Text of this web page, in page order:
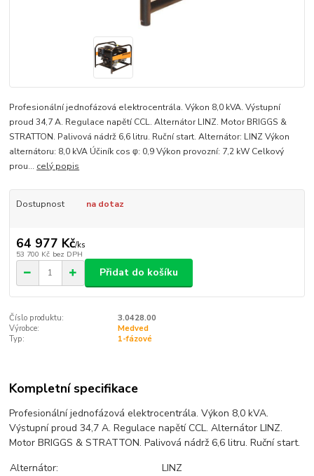
Profesionální jednofázová elektrocentrála. Výkon 8,0 kVA. Výstupní
proud 34,7 A. Regulace napětí CCL. Alternátor LINZ. Motor BRIGGS &
STRATTON. Palivová nádrž 6,6 litru. Ruční start. Alternátor: LINZ Výkon
alternátoru: 8,0 kVA Účiník cos φ: 0,9 Výkon provozní: 7,2 kW Celkový
prou... celý popis
Dostupnost na dotaz
64 977 Kč/ks
53 700 Kč bez DPH
Přidat do košíku
Číslo produktu:
3.0428.00
Výrobce:
Medved
Typ:
1-fázové
Kompletní specifikace
Profesionální jednofázová elektrocentrála. Výkon 8,0 kVA.
Výstupní proud 34,7 A. Regulace napětí CCL. Alternátor LINZ.
Motor BRIGGS & STRATTON. Palivová nádrž 6,6 litru. Ruční start.
Alternátor:
LINZ